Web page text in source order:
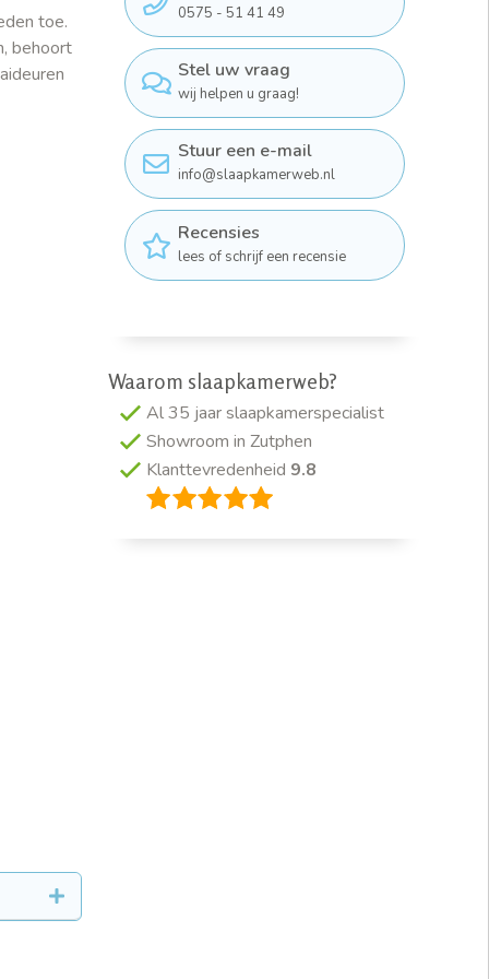
toe.
behoort
0575 - 51 41 49
Stel uw vraag
wij helpen u graag!
Stuur een e-mail
info@slaapkamerweb.nl
Recensies
lees of schrijf een recensie
Waarom slaapkamerweb?
Al 35 jaar slaapkamerspecialist
Showroom in Zutphen
Klanttevredenheid 9.8